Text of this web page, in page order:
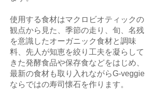
使用する食材はマクロビオティックの
観点から見た、季節の走り、旬、名残
を意識したオーガニック食材と調味
料、先人が知恵を絞り工夫を凝らして
きた発酵食品や保存食などをはじめ、
最新の食材も取り入れながらG-veggie
ならではの寿司懐石を作ります。